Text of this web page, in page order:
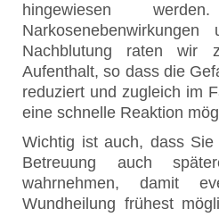
hingewiesen
Nachblutung raten wir
Aufenthalt, so dass die
reduziert und zugleich im
eine schnelle Reaktion
Wichtig ist auch, dass
Betreuung auch
wahrnehmen, damit
Wundheilung frühest